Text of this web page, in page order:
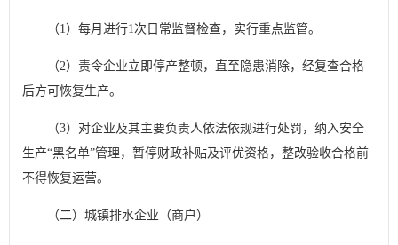
（1）每月进行1次日常监督检查，实行重点监管。
（2）责令企业立即停产整顿，直至隐患消除，经复查合格
后方可恢复生产。
（3）对企业及其主要负责人依法依规进行处罚，纳入安全
生产“黑名单”管理，暂停财政补贴及评优资格，整改验收合格前
不得恢复运营。
（二）城镇排水企业（商户）